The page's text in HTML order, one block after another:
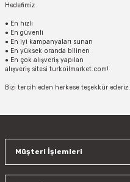
Hedefimiz
● En hızlı
● En güvenli
● En iyi kampanyaları sunan
● En yüksek oranda bilinen
● En çok alışveriş yapılan
alışveriş sitesi turkoilmarket.com!
Bizi tercih eden herkese teşekkür ederiz.
Müşteri İşlemleri